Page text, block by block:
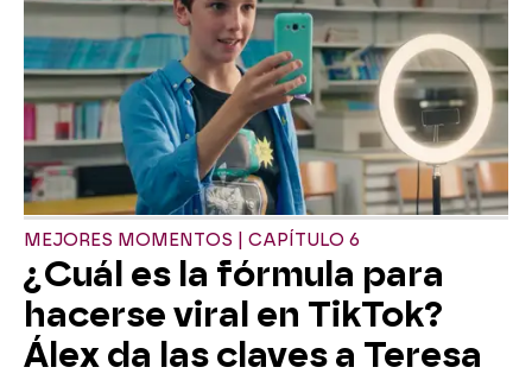
MEJORES MOMENTOS | CAPÍTULO 6
¿Cuál es la fórmula para
hacerse viral en TikTok?
Álex da las claves a Teresa